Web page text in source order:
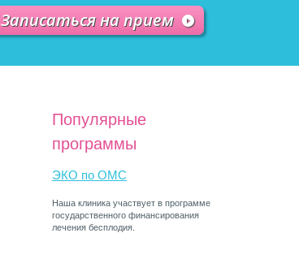
Записаться на прием
Популярные
программы
ЭКО по ОМС
Наша клиника участвует в программе
государственного финансирования
лечения бесплодия.